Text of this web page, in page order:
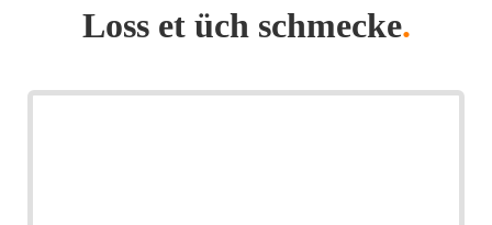
Loss et üch schmecke.